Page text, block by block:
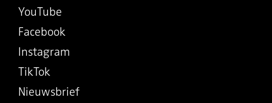
YouTube
Facebook
Instagram
TikTok
Nieuwsbrief